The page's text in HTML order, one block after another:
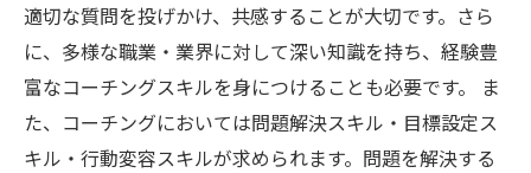
適切な質問を投げかけ、共感することが大切です。さら
に、多様な職業・業界に対して深い知識を持ち、経験豊
富なコーチングスキルを身につけることも必要です。 ま
た、コーチングにおいては問題解決スキル・目標設定ス
キル・行動変容スキルが求められます。問題を解決する